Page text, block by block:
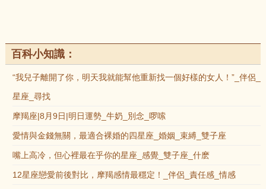
百科小知識：
“我兒子離開了你，明天我就能幫他重新找一個好樣的女人！”_伴侶_
星座_尋找
摩羯座|8月9日|明日運勢_牛奶_別念_啰嗦
愛情與金錢無關，最適合裸婚的四星座_婚姻_束縛_雙子座
嘴上高冷，但心裡最在乎你的星座_感覺_雙子座_什麽
12星座戀愛前後對比，摩羯感情最穩定！_伴侶_責任感_情感